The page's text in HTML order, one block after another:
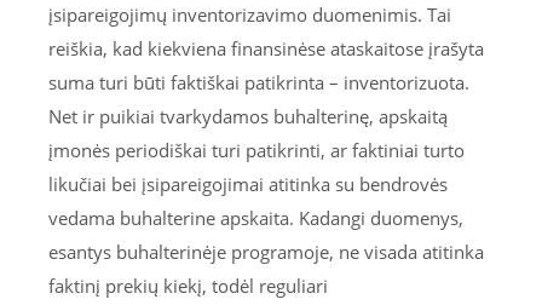
įsipareigojimų inventorizavimo duomenimis. Tai
reiškia, kad kiekviena finansinėse ataskaitose įrašyta
suma turi būti faktiškai patikrinta – inventorizuota.
Net ir puikiai tvarkydamos buhalterinę, apskaitą
įmonės periodiškai turi patikrinti, ar faktiniai turto
likučiai bei įsipareigojimai atitinka su bendrovės
vedama buhalterine apskaita. Kadangi duomenys,
esantys buhalterinėje programoje, ne visada atitinka
faktinį prekių kiekį, todėl reguliari